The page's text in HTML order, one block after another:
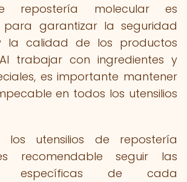
repostería molecular es
para garantizar la seguridad
la calidad de los productos
trabajar con ingredientes y
es importante mantener
en todos los utensilios
los utensilios de repostería
recomendable seguir las
específicas de cada